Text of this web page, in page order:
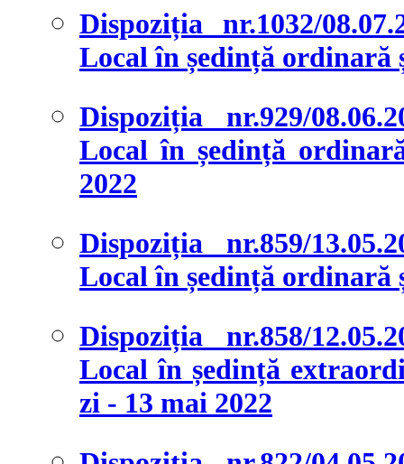
Dispoziția nr.1032/
Local în ședință ordinară
Dispoziția nr.929/
Local în ședință
2022
Dispoziția nr.859/
Local în ședință ordinară
Dispoziția nr.858/
Local în ședință
zi - 13 mai 2022